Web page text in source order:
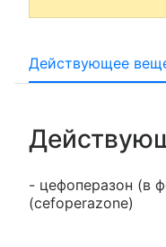
Действующее
- цефоперазон (в
(cefoperazone)